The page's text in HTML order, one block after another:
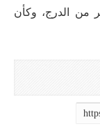
من الدرج، وكأن